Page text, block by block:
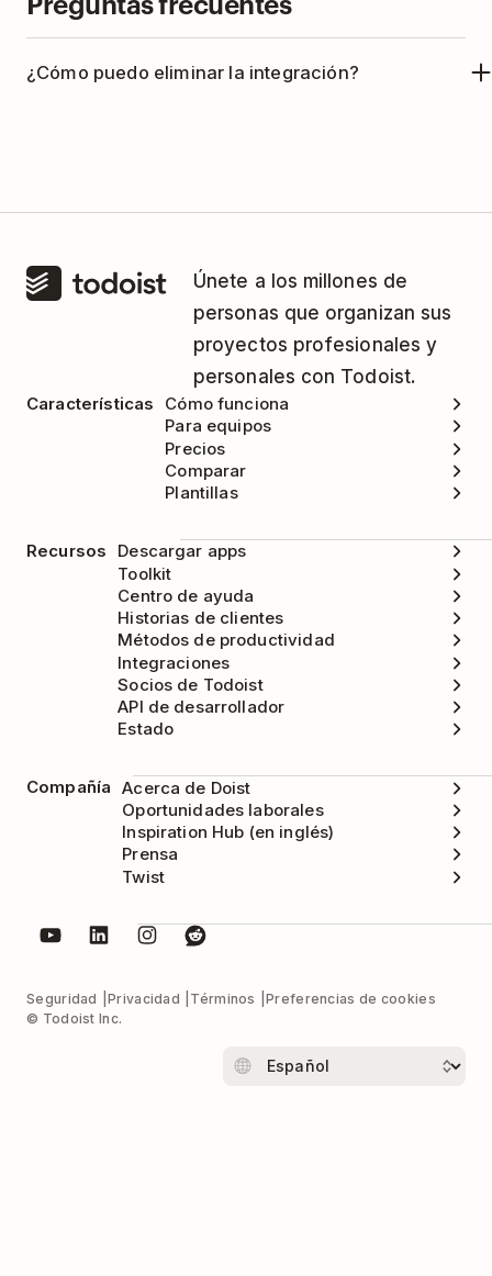
¿Cómo puedo eliminar la integración?
organización en Zendesk para poder
desinstalar integraciones.
Abre la vista de administrador/a de tu
organización en Zendesk.
Aplicaciones, haz clic en
Ahora deberías estar en la vista
. Pasa el cursor por encima del
icono de Todoist
Configuración.
SeleccionaDesinstalar.
Únete a los millones de
personas que organizan sus
proyectos profesionales y
personales con Todoist.
Características
Cómo funciona
Para equipos
Precios
Comparar
Plantillas
Recursos
Descargar apps
Toolkit
Centro de ayuda
Historias de clientes
Métodos de productividad
Integraciones
Socios de Todoist
API de desarrollador
Estado
Compañía Acerca de Doist
Oportunidades laborales
Inspiration Hub (en inglés)
Prensa
Twist
Seguridad Privacidad Términos
Preferencias de cookies
© Todoist Inc.